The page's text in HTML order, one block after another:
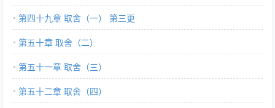
第四十九章 取舍（一） 第三更
第五十章 取舍（二）
第五十一章 取舍（三）
第五十二章 取舍（四）